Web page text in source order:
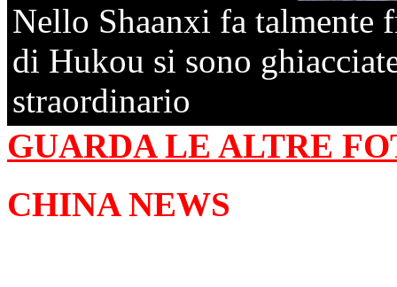
Nello Shaanxi fa talmente
di Hukou si sono
straordinario
GUARDA LE ALTRE
CHINA NEWS